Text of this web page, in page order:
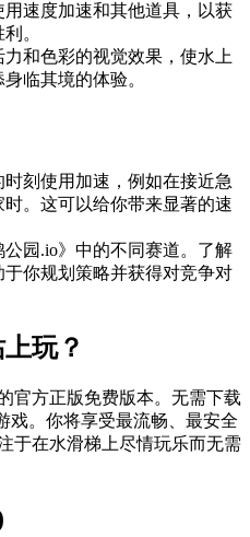
用速度加速和其他道具，以获
。
力和色彩的视觉效果，使水上
临其境的体验。
时刻使用加速，例如在接近急
。这可以给你带来显著的速
公园.io》中的不同赛道。了解
你规划策略并获得对竞争对
玩？
官方正版免费版本。无需下载
戏。你将享受最流畅、最安全
于在水滑梯上尽情玩乐而无需